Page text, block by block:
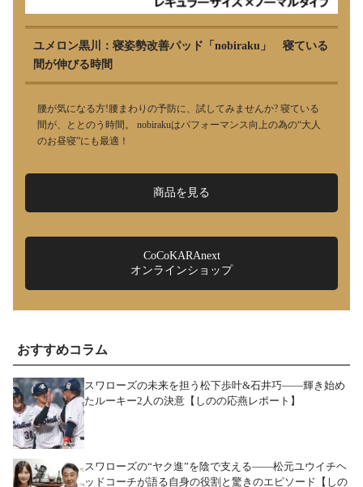
ユメロン黒川：寝姿勢改善パッド「nobiraku」 寝ている
間が伸びる時間
腰が気になる方!腰まわりの予防に、試してみませんか? 寝ている
間が、ととのう時間。 nobirakuはパフォーマンス向上の為の“大人
のお昼寝”にも最適！
商品を見る
CoCoKARAnext
オンラインショップ
おすすめコラム
スワローズの未来を担う松下歩叶&石井巧――輝き始め
たルーキー2人の決意【しのの応燕レポート】
スワローズの“ヤク進”を陰で支える――松元ユウイチヘ
ッドコーチが語る自身の役割と驚きのエピソード【しの